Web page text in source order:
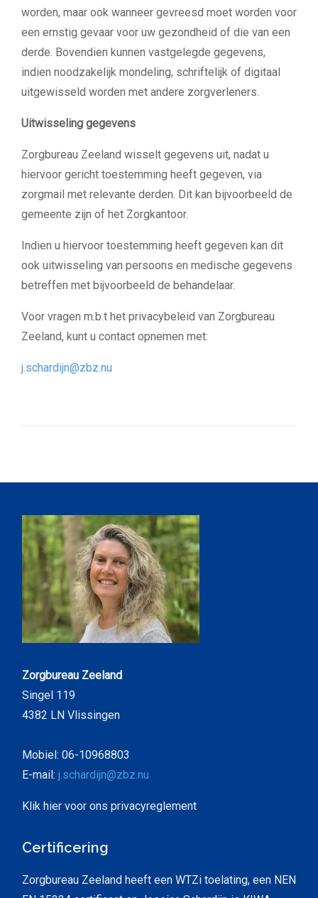
worden, maar ook wanneer gevreesd moet worden voor
een ernstig gevaar voor uw gezondheid of die van een
derde. Bovendien kunnen vastgelegde gegevens,
indien noodzakelijk mondeling, schriftelijk of digitaal
uitgewisseld worden met andere zorgverleners.
Uitwisseling gegevens
Zorgbureau Zeeland wisselt gegevens uit, nadat u
hiervoor gericht toestemming heeft gegeven, via
zorgmail met relevante derden. Dit kan bijvoorbeeld de
gemeente zijn of het Zorgkantoor.
Indien u hiervoor toestemming heeft gegeven kan dit
ook uitwisseling van persoons en medische gegevens
betreffen met bijvoorbeeld de behandelaar.
Voor vragen m.b.t het privacybeleid van Zorgbureau
Zeeland, kunt u contact opnemen met:
j.schardijn@zbz.nu
Zorgbureau Zeeland
Singel 119
4382 LN Vlissingen
Mobiel: 06-10968803
E-mail: j.schardijn@zbz.nu
Klik hier voor ons privacyreglement
Certificering
Zorgbureau Zeeland heeft een WTZi toelating, een NEN